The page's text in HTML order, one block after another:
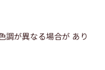
が異なる場合が あり